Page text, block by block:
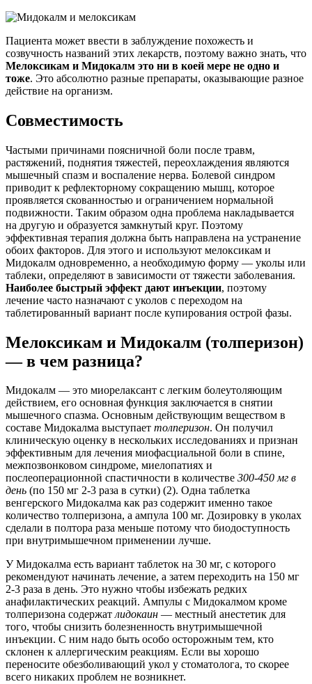
Пациента может ввести в заблуждение похожесть и
созвучность названий этих лекарств, поэтому важно знать, что
Мелоксикам и Мидокалм это ни в коей мере не одно и
тоже. Это абсолютно разные препараты, оказывающие разное
действие на организм.
Совместимость
Частыми причинами поясничной боли после травм,
растяжений, поднятия тяжестей, переохлаждения являются
мышечный спазм и воспаление нерва. Болевой синдром
приводит к рефлекторному сокращению мышц, которое
проявляется скованностью и ограничением нормальной
подвижности. Таким образом одна проблема накладывается
на другую и образуется замкнутый круг. Поэтому
эффективная терапия должна быть направлена на устранение
обоих факторов. Для этого и используют мелоксикам и
Мидокалм одновременно, а необходимую форму — уколы или
таблеки, определяют в зависимости от тяжести заболевания.
Наиболее быстрый эффект дают инъекции, поэтому
лечение часто назначают с уколов с переходом на
таблетированный вариант после купирования острой фазы.
Мелоксикам и Мидокалм (толперизон)
— в чем разница?
Мидокалм — это миорелаксант с легким болеутоляющим
действием, его основная функция заключается в снятии
мышечного спазма. Основным действующим веществом в
составе Мидокалма выступает толперизон. Он получил
клиническую оценку в нескольких исследованиях и признан
эффективным для лечения миофасциальной боли в спине,
межпозвонковом синдроме, миелопатиях и
послеоперационной спастичности в количестве 300-450 мг в
день (по 150 мг 2-3 раза в сутки) (2). Одна таблетка
венгерского Мидокалма как раз содержит именно такое
количество толперизона, а ампула 100 мг. Дозировку в уколах
сделали в полтора раза меньше потому что биодоступность
при внутримышечном применении лучше.
У Мидокалма есть вариант таблеток на 30 мг, с которого
рекомендуют начинать лечение, а затем переходить на 150 мг
2-3 раза в день. Это нужно чтобы избежать редких
анафилактических реакций. Ампулы с Мидокалмом кроме
толперизона содержатлидокаин — местный анестетик для
того, чтобы снизить болезненность внутримышечной
инъекции. С ним надо быть особо осторожным тем, кто
склонен к аллергическим реакциям. Если вы хорошо
переносите обезболивающий укол у стоматолога, то скорее
всего никаких проблем не возникнет.